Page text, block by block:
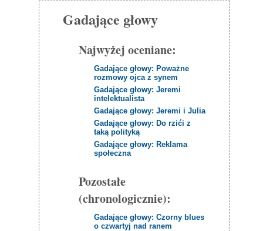
Gadające głowy
Najwyżej oceniane:
Gadające głowy: Poważne
rozmowy ojca z synem
Gadające głowy: Jeremi
intelektualista
Gadające głowy: Jeremi i Julia
Gadające głowy: Do rzići z
taką polityką
Gadające głowy: Reklama
społeczna
Pozostałe
(chronologicznie):
Gadające głowy: Czorny blues
o czwartyj nad ranem